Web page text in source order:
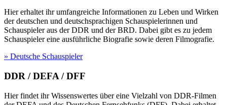
Hier erhaltet ihr umfangreiche Informationen zu Leben und Wirken
der deutschen und deutschsprachigen Schauspielerinnen und
Schauspieler aus der DDR und der BRD. Dabei gibt es zu jedem
Schauspieler eine ausführliche Biografie sowie deren Filmografie.
» Deutsche Schauspieler
DDR / DEFA / DFF
Hier findet ihr Wissenswertes über eine Vielzahl von DDR-Filmen